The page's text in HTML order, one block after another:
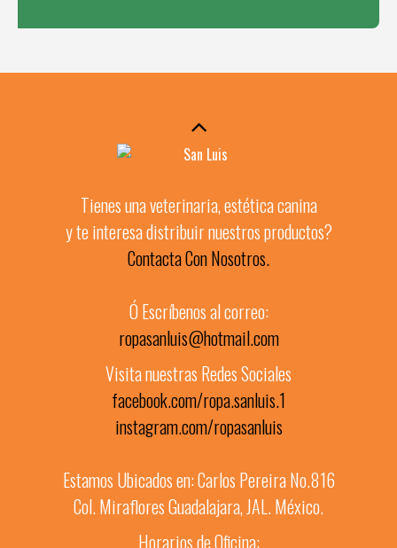
Tienes una veterinaria, estética canina
y te interesa distribuir nuestros productos?
Contacta Con Nosotros.
Ó Escríbenos al correo:
ropasanluis@hotmail.com
Visita nuestras Redes Sociales
facebook.com/ropa.sanluis.1
instagram.com/ropasanluis
Estamos Ubicados en: Carlos Pereira No.816
Col. Miraflores Guadalajara, JAL. México.
Horarios de Oficina: